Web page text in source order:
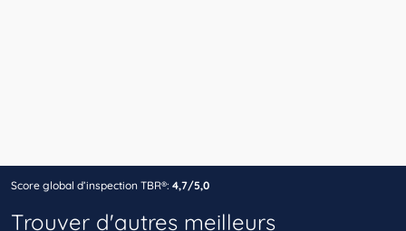
Score global d’inspection TBR®: 4,7/5,0
Trouver d'autres meilleurs